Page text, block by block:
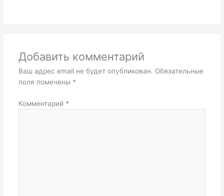
Добавить комментарий
Ваш адрес email не будет опубликован. Обязательные
поля помечены *
Комментарий *